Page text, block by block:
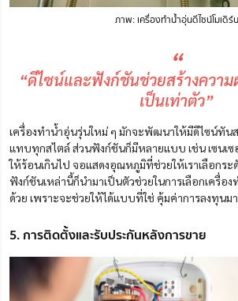
ภาพ: เครื่องทำน้ำอุ่นดีไซน์โมเดิร์น
“
“ดีไซน์และฟังก์ชันช่วยสร้างควา
เป็นเท่าตัว”
เครื่องทำน้ำอุ่นรุ่นใหม่ ๆ มักจะพัฒนาให้มีดีไซน์ทัน
แทบทุกสไตล์ ส่วนฟังก์ชันก็มีหลายแบบ เช่น เซนเ
ให้ร้อนเกินไป จอแสดงอุณหภูมิที่ช่วยให้เราเลือกร
ฟังก์ชันเหล่านี้ก็นำมาเป็นตัวช่วยในการเลือกเครื่อ
ด้วย เพราะจะช่วยให้ได้แบบที่ใช่ คุ้มค่าการลงทุนม
5. การติดตั้งและรับประกันหลังการขาย